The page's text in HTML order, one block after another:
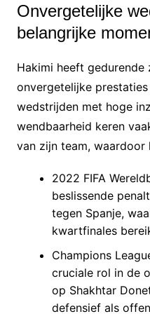
Onvergetelijke
belangrijke
Hakimi heeft
onvergetelijke
wedstrijden met hoge
wendbaarheid keren
van zijn team, waardoor
2022 FIFA
beslissende
tegen Spanje,
kwartfinales
Champions
cruciale rol in de
op Shakhtar
defensief als